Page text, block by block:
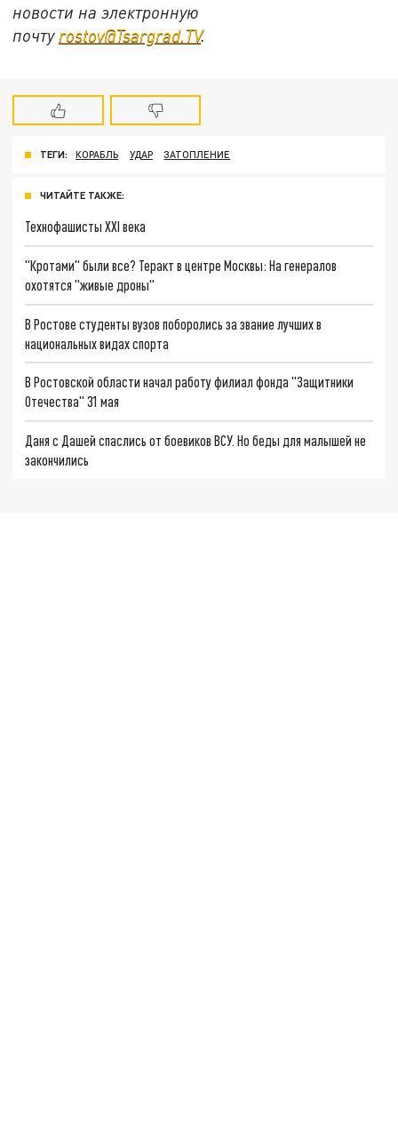
новости на электронную
почту rostov@Tsargrad.ТV.
ТЕГИ: КОРАБЛЬ УДАР ЗАТОПЛЕНИЕ
ЧИТАЙТЕ ТАКЖЕ:
Технофашисты XXI века
"Кротами" были все? Теракт в центре Москвы: На генералов
охотятся "живые дроны"
В Ростове студенты вузов поборолись за звание лучших в
национальных видах спорта
В Ростовской области начал работу филиал фонда "Защитники
Отечества" 31 мая
Даня с Дашей спаслись от боевиков ВСУ. Но беды для малышей не
закончились